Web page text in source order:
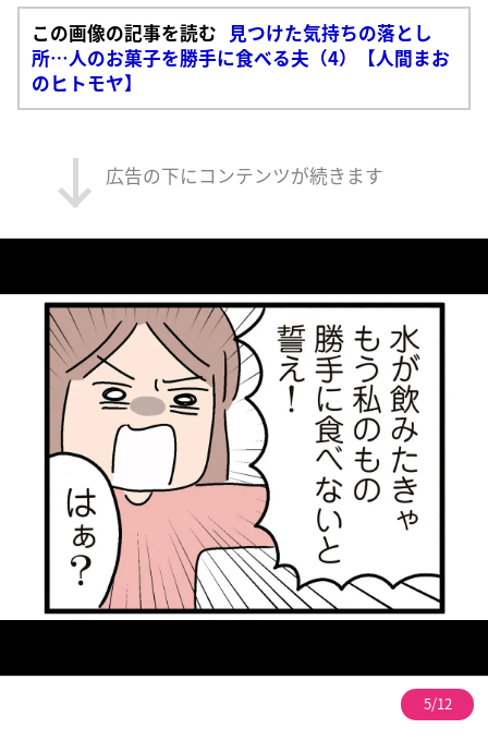
この画像の記事を読む 見つけた気持ちの落とし
所…人のお菓子を勝手に食べる夫（4）【人間まお
のヒトモヤ】
広告の下にコンテンツが続きます
5/12